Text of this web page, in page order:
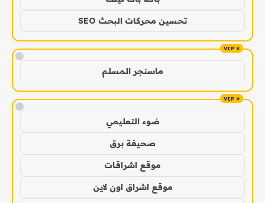
تحسين محركات البحث SEO
!
ماسنجر المسلم
!
ضوء التعليمي
صحيفة برق
موقع اشراقات
موقع اشراق اون لاين